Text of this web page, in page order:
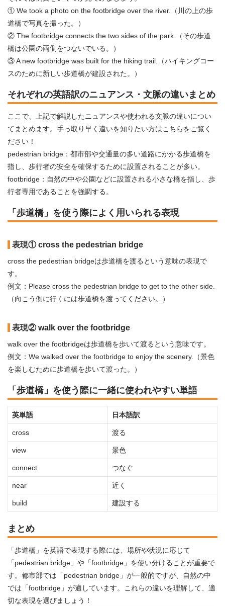
① We took a photo on the footbridge over the river.（川の上の歩
道橋で写真を撮った。）
② The footbridge connects the two sides of the park.（その歩道
橋は公園の両側をつないでいる。）
③ A new footbridge was built for the hiking trail.（ハイキングコー
スのために新しい歩道橋が建設された。）
それぞれの英語訳のニュアンス・文脈の違いまとめ
ここで、上記で解説したニュアンスや使われる文脈の違いについ
てまとめます。手っ取り早く違いを知りたい方はこちらをご覧く
ださい！
pedestrian bridge：都市部や交通量の多い道路にかかる歩道橋を
指し、歩行者の安全を確保するために設置されることが多い。
footbridge：自然の中や公園などに設置される小さな橋を指し、歩
行者専用であることを強調する。
「歩道橋」を使う際によく用いられる表現
表現① cross the pedestrian bridge
cross the pedestrian bridgeは歩道橋を渡るという意味の表現で
す。
例文：Please cross the pedestrian bridge to get to the other side.
（向こう側に行くには歩道橋を渡ってください。）
表現② walk over the footbridge
walk over the footbridgeは歩道橋を歩いて渡るという意味です。
例文：We walked over the footbridge to enjoy the scenery.（景色
を楽しむために歩道橋を歩いて渡った。）
「歩道橋」を使う際に一緒に使われやすい単語
英単語 日本語訳
cross 渡る
view 景色
connect つなぐ
near 近く
build 建設する
まとめ
「歩道橋」を英語で表現する際には、場所や状況に応じて
「pedestrian bridge」や「footbridge」を使い分けることが重要で
す。都市部では「pedestrian bridge」が一般的ですが、自然の中
では「footbridge」が適しています。これらの違いを理解して、適
切な表現を選びましょう！